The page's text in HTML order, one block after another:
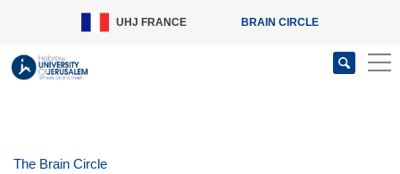
UHJFRANCE BRAIN CIRCLE
The Brain Circle